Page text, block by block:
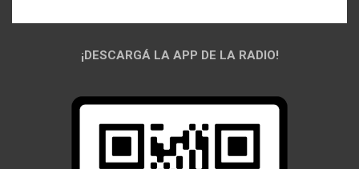
¡DESCARGÁ LA APP DE LA RADIO!